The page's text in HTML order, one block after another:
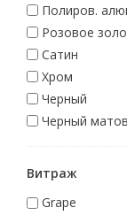
Полиров.
Розовое
Сатин
Хром
Черный
Черный
Витраж
Grape